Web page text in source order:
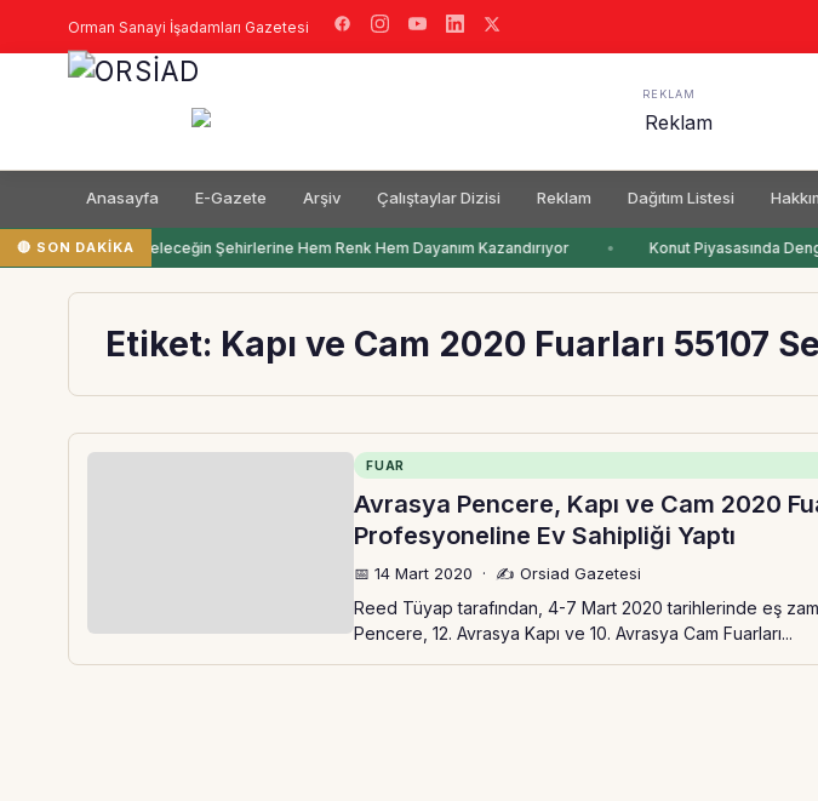
Orman Sanayi İşadamları Gazetesi
REKLAM
Anasayfa E-Gazete Arşiv Çalıştaylar Dizisi Reklam Dağıtım Listesi
🔴 SON DAKIKA
Filli Boya Geleceğin Şehirlerine Hem Renk Hem Dayanım Kazandırıyor Konut Piyasasında
Etiket: Kapı ve Cam 2020 Fuarları 55107
FUAR
Avrasya Pencere, Kapı ve Cam 2020
Profesyoneline Ev Sahipliği Yaptı
📅 14 Mart 2020 · ✍️ Orsiad Gazetesi
Reed Tüyap tarafından, 4-7 Mart 2020 tarihlerinde eş
Pencere, 12. Avrasya Kapı ve 10. Avrasya Cam Fuarları...